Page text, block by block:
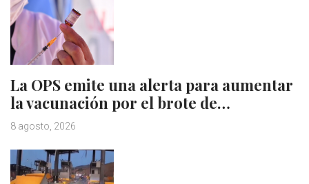
La OPS emite una alerta para aumentar
la vacunación por el brote de…
8 agosto, 2026